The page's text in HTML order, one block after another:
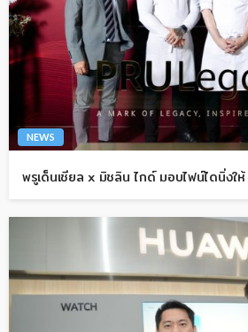
NEWS
พรูเด็นเชียล x มิชลิน ไกด์ มอบไฟน์ไดนิ่ง